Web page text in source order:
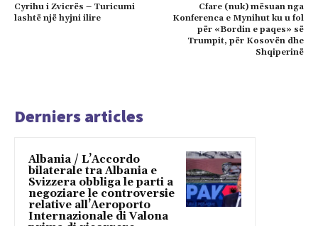
Cyrihu i Zvicrës – Turicumi
lashtë një hyjni ilire
Cfare (nuk) mësuan nga
Konferenca e Mynihut ku u fol
për «Bordin e paqes» së
Trumpit, për Kosovën dhe
Shqiperinë
Derniers articles
Albania / L’Accordo
bilaterale tra Albania e
Svizzera obbliga le parti a
negoziare le controversie
relative all’Aeroporto
Internazionale di Valona